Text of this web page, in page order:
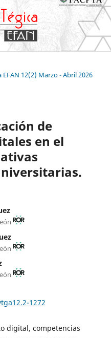
12(2) Marzo - Abril 2026
de
en el
1272
digital, competencias